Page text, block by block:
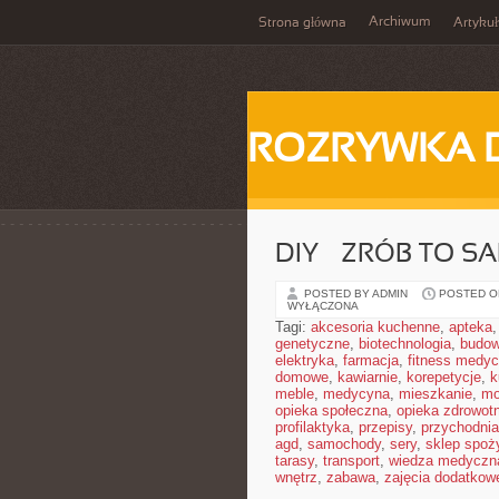
Strona główna Archiwum
ROZRYWKA
DIY – ZRÓB TO
POSTED BY ADMIN POSTED
WYŁĄCZONA
Tagi: akcesoria kuchenne, apteka,
genetyczne, biotechnologia,
elektryka, farmacja, fitness
domowe, kawiarnie, korepetycje,
meble, medycyna, mieszkanie,
opieka społeczna, opieka
profilaktyka, przepisy, przychodnia
agd, samochody, sery, sklep
tarasy, transport, wiedza
wnętrz, zabawa, zajęcia